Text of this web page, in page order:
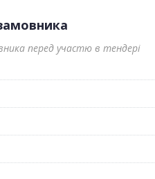
перед участю в тендері